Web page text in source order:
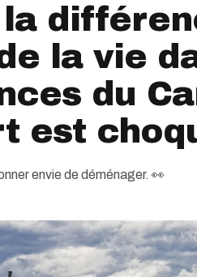
la vie
du
est
envie de déménager. 👀